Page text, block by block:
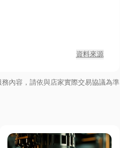
資料來源
內容，請依與店家實際交易協議為準